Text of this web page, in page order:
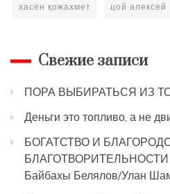
хасен қожахмет цой алексей
Свежие записи
ПОРА ВЫБИРАТЬСЯ ИЗ
Деньги это топливо, а не
БОГАТСТВО И
Байбахы Белялов/Улан